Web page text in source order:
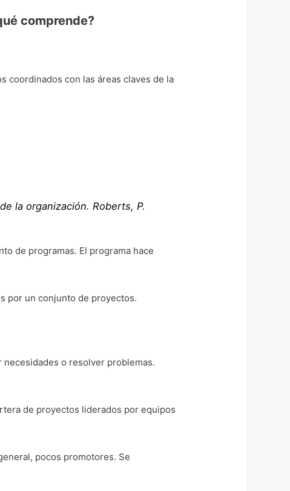
comprende?
coordinados con las áreas claves de la
la organización.Roberts, P.
de programas. El programa hace
por un conjunto de proyectos.
o resolver problemas.
de proyectos liderados por equipos
pocos promotores. Se